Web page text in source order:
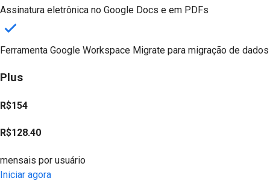
Assinatura eletrônica no Google Docs e em PDFs
Ferramenta Google Workspace Migrate para migração de dados
Plus
R$154
R$128.40
mensais por usuário
Iniciar agora